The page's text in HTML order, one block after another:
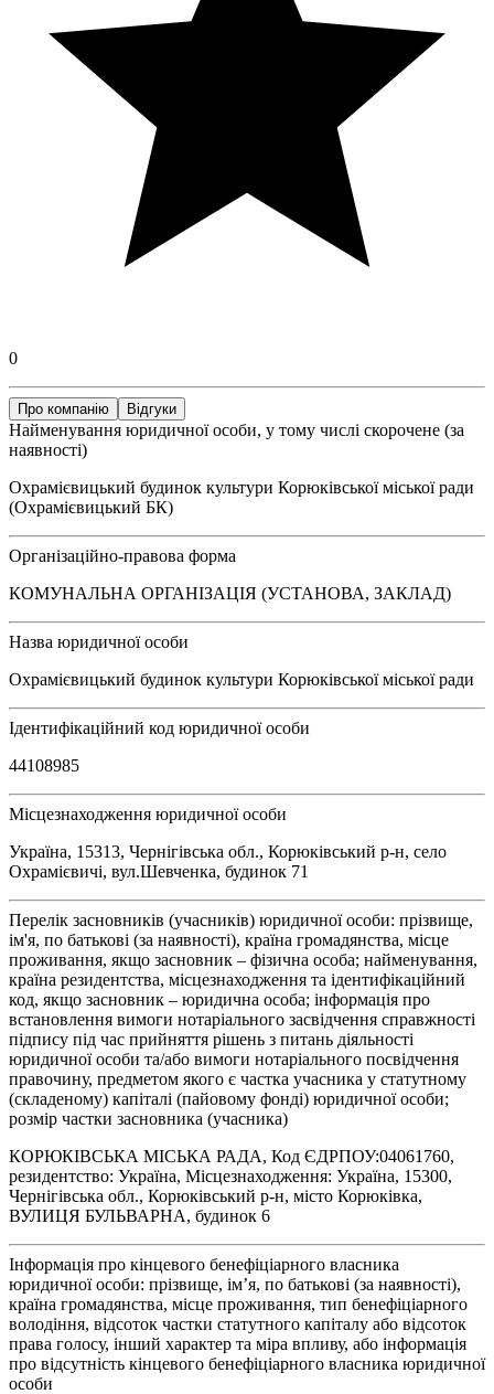
0
Про компанію Відгуки
Найменування юридичної особи, у тому числі скорочене (за
наявності)
Охрамієвицький будинок культури Корюківської міської ради
(Охрамієвицький БК)
Організаційно-правова форма
КОМУНАЛЬНА ОРГАНІЗАЦІЯ (УСТАНОВА, ЗАКЛАД)
Назва юридичної особи
Охрамієвицький будинок культури Корюківської міської ради
Ідентифікаційний код юридичної особи
44108985
Місцезнаходження юридичної особи
Україна, 15313, Чернігівська обл., Корюківський р-н, село
Охрамієвичі, вул.Шевченка, будинок 71
Перелік засновників (учасників) юридичної особи: прізвище,
ім'я, по батькові (за наявності), країна громадянства, місце
проживання, якщо засновник – фізична особа; найменування,
країна резидентства, місцезнаходження та ідентифікаційний
код, якщо засновник – юридична особа; інформація про
встановлення вимоги нотаріального засвідчення справжності
підпису під час прийняття рішень з питань діяльності
юридичної особи та/або вимоги нотаріального посвідчення
правочину, предметом якого є частка учасника у статутному
(складеному) капіталі (пайовому фонді) юридичної особи;
розмір частки засновника (учасника)
КОРЮКІВСЬКА МІСЬКА РАДА, Код ЄДРПОУ:04061760,
резидентство: Україна, Місцезнаходження: Україна, 15300,
Чернігівська обл., Корюківський р-н, місто Корюківка,
ВУЛИЦЯ БУЛЬВАРНА, будинок 6
Інформація про кінцевого бенефіціарного власника
юридичної особи: прізвище, ім’я, по батькові (за наявності),
країна громадянства, місце проживання, тип бенефіціарного
володіння, відсоток частки статутного капіталу або відсоток
права голосу, інший характер та міра впливу, або інформація
про відсутність кінцевого бенефіціарного власника юридичної
особи